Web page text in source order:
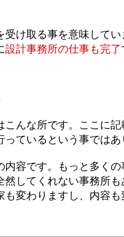
受け取る事を意味して
設計事務所の仕事も完了
こんな所です。ここに
っているという事では
内容です。もっと多く
然してくれない事務所
も変わりますし、内容